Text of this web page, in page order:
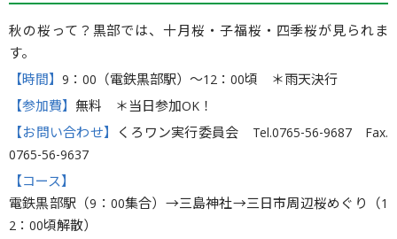
秋の桜って？黒部では、十月桜・子福桜・四季桜が見られま
す。
【時間】 9：00（電鉄黒部駅）〜12：00頃 ＊雨天決行
【参加費】 無料 ＊当日参加OK！
【お問い合わせ】 くろワン実行委員会 Tel.0765-56-9687 Fax.
0765-56-9637
【コース】
電鉄黒部駅（9：00集合）→三島神社→三日市周辺桜めぐり（1
2：00頃解散）